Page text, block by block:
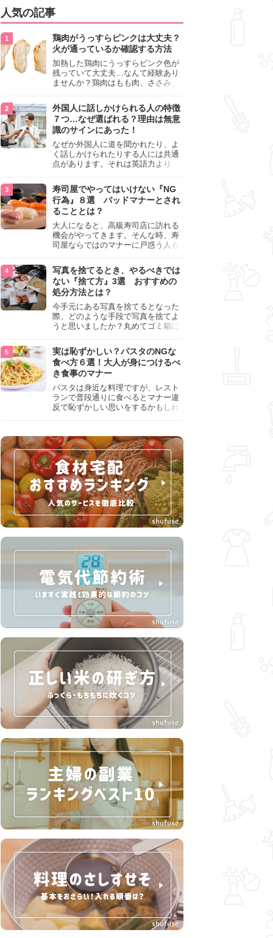
人気の記事
鶏肉がうっすらピンクは大丈夫？
火が通っているか確認する方法
加熱した鶏肉にうっすらピンク色が
残っていて大丈夫…なんて経験あり
ませんか？鶏肉はもも肉、ささみ、
わいが異なり、いろいろと楽しめる
料理ですが、鶏肉は加熱した後でも
うっすらピンク色の部分が大丈夫な
のと気になるときがあります。この
記事では生焼けか火が通っているの
かを確認する方法や、鶏肉を調理す
るときの注意点を紹介しますので、
参考にしてみてくださいね。
外国人に話しかけられる人の特徴
７つ…なぜ選ばれる？理由は無意
識のサインにあった！
なぜか外国人に道を聞かれたり、よ
く話しかけられたりする人には共通
点があります。それは英語力より
けても大丈夫」というサインが関係
しています。よく選ばれる人の特徴
や、英語が苦手でも焦らない対処
法、自分を守るための注意点を詳し
く解説します。
寿司屋でやってはいけない『NG
行為』８選 バッドマナーとされ
ることとは？
大人になると、高級寿司店に訪れる
機会がやってきます。そんな時、寿
司屋ならではのマナーに戸惑う人も
らためて寿司屋でやってはいけない
『NG行為』をチェックしましょう。
写真を捨てるとき、やるべきでは
ない『捨て方』3選 おすすめの
処分方法とは？
今手元にある写真を捨てるとなった
際、どのような手段で写真を捨てよ
うと思いましたか？丸めてゴミ箱に
真は個人情報が詰まっているので、
ただ丸めただけの状態で捨ててしま
うのは危険です。写真にすべきでは
ない捨て方をまとめているので、ぜ
ひチェックしておきましょう。
実は恥ずかしい？パスタのNGな
食べ方６選！大人が身につけるべ
き食事のマナー
パスタは身近な料理ですが、レスト
ランで普段通りに食べるとマナー違
反で恥ずかしい思いをするかもしれ
して、正しい食べ方を確認しましょ
う。大人の嗜みとして知っておきた
い新常識を解説します。